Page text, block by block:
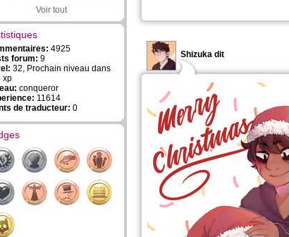
Voir tout
4925
forum: 9
32, Prochain niveau dans
xp
conqueror
11614
de traducteur: 0
Shizuka dit